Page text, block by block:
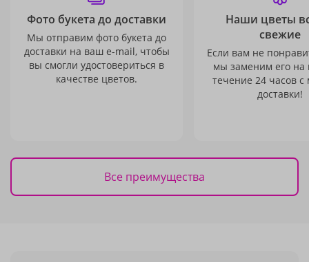
Фото букета до доставки
Мы отправим фото букета до
доставки на ваш e-mail, чтобы
вы смогли удостовериться в
качестве цветов.
Наши цветы
свежие
Если вам не
мы заменим его на
течение 24 часов с
доставки!
Все преимущества